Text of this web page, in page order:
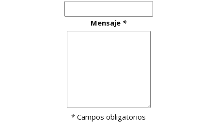
Mensaje *
* Campos obligatorios